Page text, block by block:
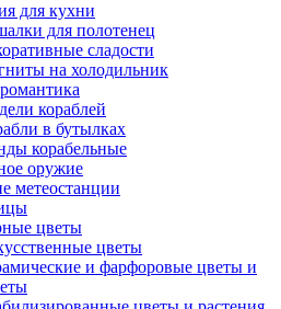
для кухни
для полотенец
сладости
на холодильник
кораблей
в бутылках
корабельные
оружие
метеостанции
цветы
цветы
и фарфоровые цветы и